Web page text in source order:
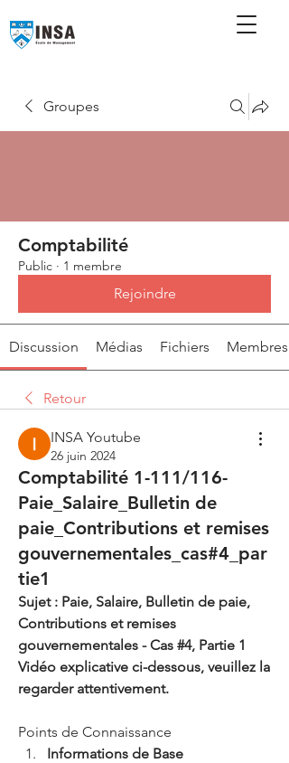
Groupes
Comptabilité
Public · 1 membre
Rejoindre
Discussion Médias Fichiers Membres
Retour
INSA Youtube
26 juin 2024
Comptabilité 1-111/116-
Paie_Salaire_Bulletin de
paie_Contributions et remises
gouvernementales_cas#4_par
tie1
Sujet : Paie, Salaire, Bulletin de paie,
Contributions et remises
gouvernementales - Cas #4, Partie 1
Vidéo explicative ci-dessous, veuillez la
regarder attentivement.
Points de Connaissance
Informations de Base